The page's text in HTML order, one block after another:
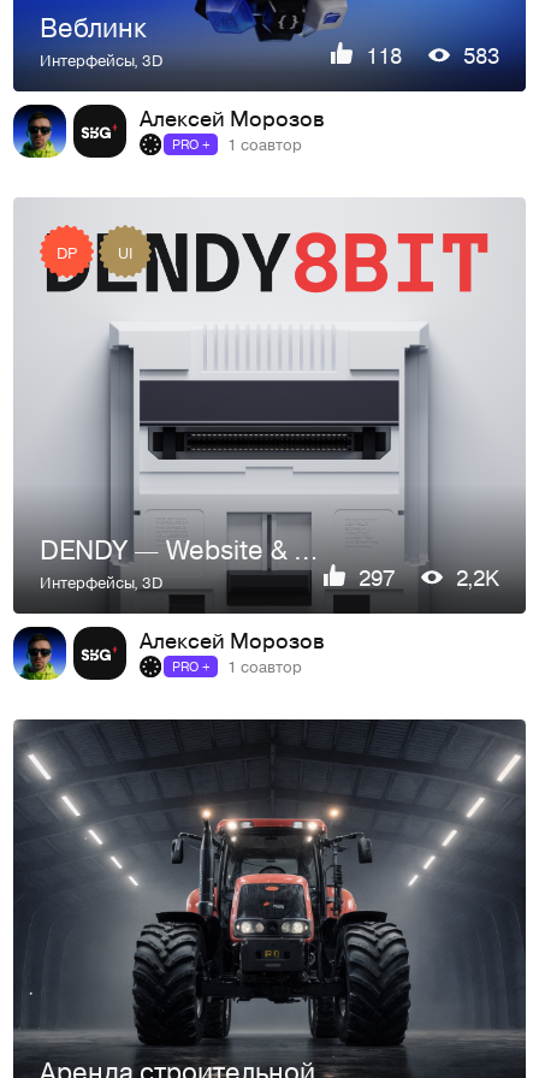
Веблинк
Интерфейсы,3D 118 583
Алексей Морозов
PRO + 1 соавтор
DP UI
DENDY — Website & 3D
Интерфейсы,3D 297 2,2K
Алексей Морозов
PRO + 1 соавтор